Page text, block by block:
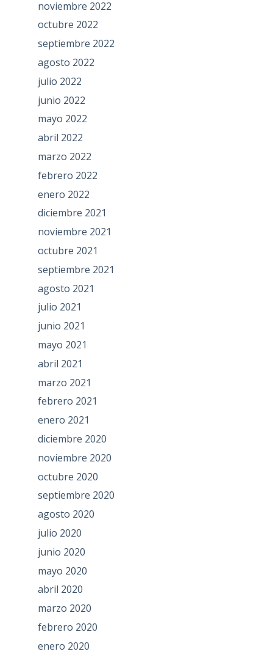
noviembre 2022
octubre 2022
septiembre 2022
agosto 2022
julio 2022
junio 2022
mayo 2022
abril 2022
marzo 2022
febrero 2022
enero 2022
diciembre 2021
noviembre 2021
octubre 2021
septiembre 2021
agosto 2021
julio 2021
junio 2021
mayo 2021
abril 2021
marzo 2021
febrero 2021
enero 2021
diciembre 2020
noviembre 2020
octubre 2020
septiembre 2020
agosto 2020
julio 2020
junio 2020
mayo 2020
abril 2020
marzo 2020
febrero 2020
enero 2020